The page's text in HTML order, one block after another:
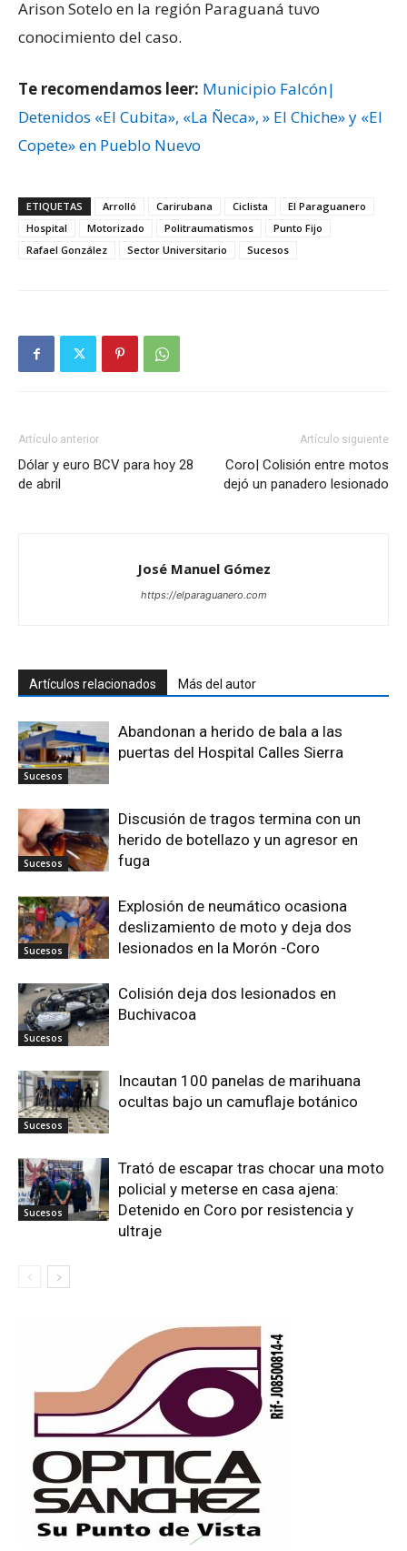
Arison Sotelo en la región Paraguaná tuvo
conocimiento del caso.
Te recomendamos leer: Municipio Falcón|
Detenidos «El Cubita», «La Ñeca», » El Chiche» y «El
Copete» en Pueblo Nuevo
ETIQUETAS Arrolló Carirubana Ciclista
El Paraguanero
Hospital
Motorizado Politraumatismos
Punto Fijo
Rafael González
Sector Universitario Sucesos
Artículo anterior
Dólar y euro BCV para hoy 28
de abril
Artículo siguiente
Coro| Colisión entre motos
dejó un panadero lesionado
José Manuel Gómez
https://elparaguanero.com
Artículos relacionados Más del autor
Sucesos
Abandonan a herido de bala a las
puertas del Hospital Calles Sierra
Sucesos
Discusión de tragos termina con un
herido de botellazo y un agresor en
fuga
Sucesos
Explosión de neumático ocasiona
deslizamiento de moto y deja dos
lesionados en la Morón -Coro
Sucesos
Colisión deja dos lesionados en
Buchivacoa
Sucesos
Incautan 100 panelas de marihuana
ocultas bajo un camuflaje botánico
Sucesos
Trató de escapar tras chocar una moto
policial y meterse en casa ajena:
Detenido en Coro por resistencia y
ultraje